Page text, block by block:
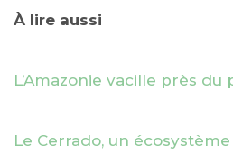
À lire aussi
L’Amazonie vacille près
Le Cerrado, un